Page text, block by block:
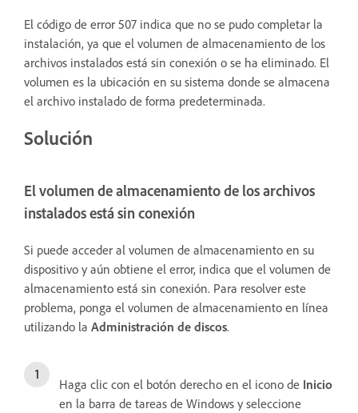
El código de error 507 indica que no se pudo completar la
instalación, ya que el volumen de almacenamiento de los
archivos instalados está sin conexión o se ha eliminado. El
volumen es la ubicación en su sistema donde se almacena
el archivo instalado de forma predeterminada.
Solución
El volumen de almacenamiento de los archivos
instalados está sin conexión
Si puede acceder al volumen de almacenamiento en su
dispositivo y aún obtiene el error, indica que el volumen de
almacenamiento está sin conexión. Para resolver este
problema, ponga el volumen de almacenamiento en línea
utilizando la Administración de discos.
Haga clic con el botón derecho en el icono de Inicio
en la barra de tareas de Windows y seleccione